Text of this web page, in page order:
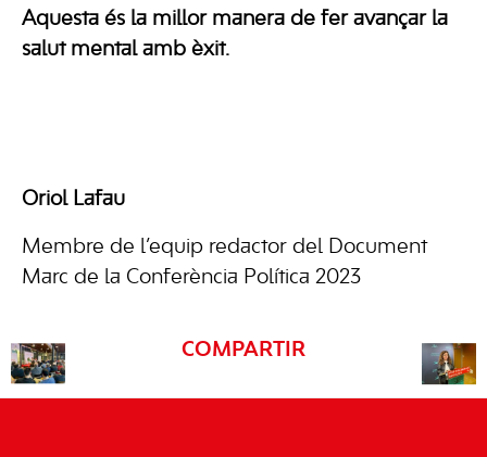
Aquesta és la millor manera de fer avançar la
salut mental amb èxit.
Oriol Lafau
Membre de l’equip redactor del Document
Marc de la Conferència Política 2023
COMPARTIR